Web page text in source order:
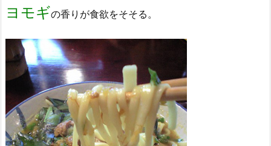
ヨモギの香りが食欲をそそる。